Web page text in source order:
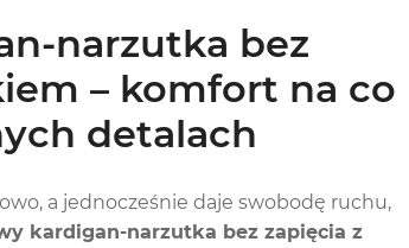
narzutka bez
– komfort na co
detalach
a jednocześnie daje swobodę ruchu,
kardigan-narzutka bez zapięcia z